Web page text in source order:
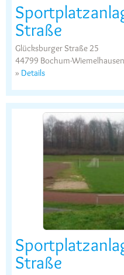
Straße
Glücksburger Straße 25
44799 Bochum-Wiemelhausen
» Details
Straße